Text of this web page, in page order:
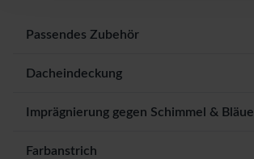
Passendes Zubehör
Dacheindeckung
Imprägnierung gegen Schimmel & Bläue
Farbanstrich